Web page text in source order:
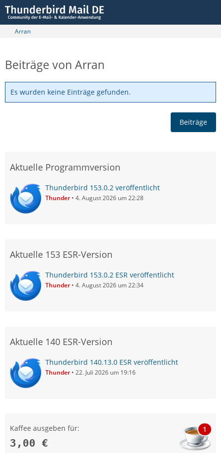
Arran
Beiträge von Arran
Es wurden keine Einträge gefunden.
Beiträge
Aktuelle Programmversion
Thunderbird 153.0.2 veröffentlicht
Thunder 4. August 2026 um 22:28
Aktuelle 153 ESR-Version
Thunderbird 153.0.2 ESR veröffentlicht
Thunder 4. August 2026 um 22:34
Aktuelle 140 ESR-Version
Thunderbird 140.13.0 ESR veröffentlicht
Thunder 22. Juli 2026 um 19:16
Kaffee ausgeben für:
3,00 €
1